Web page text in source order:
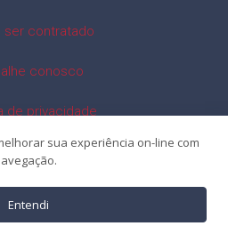
ser contratado
conosco
de privacidade
sua experiência on-line com
Entendi